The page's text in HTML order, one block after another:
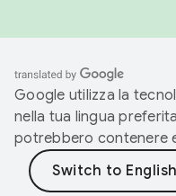
Google utilizza la
nella tua lingua
potrebbero contenere